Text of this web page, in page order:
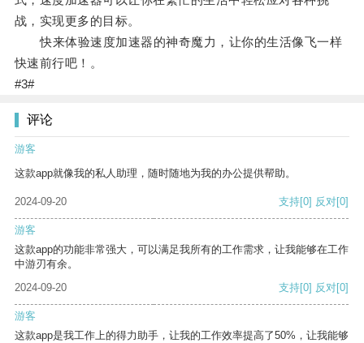
战，实现更多的目标。
快来体验速度加速器的神奇魔力，让你的生活像飞一样
快速前行吧！。
#3#
评论
游客
这款app就像我的私人助理，随时随地为我的办公提供帮助。
2024-09-20 支持[0] 反对[0]
游客
这款app的功能非常强大，可以满足我所有的工作需求，让我能够在工作
中游刃有余。
2024-09-20
支持[0] 反对[0]
游客
这款app是我工作上的得力助手，让我的工作效率提高了50%，让我能够